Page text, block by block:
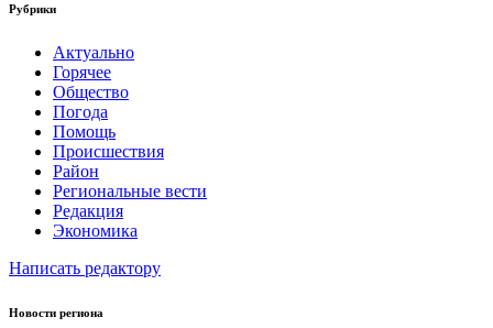
Рубрики
Актуально
Горячее
Общество
Погода
Помощь
Происшествия
Район
Региональные вести
Редакция
Экономика
Написать редактору
Новости региона